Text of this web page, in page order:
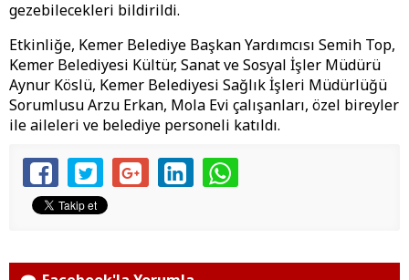
gezebilecekleri bildirildi.
Etkinliğe, Kemer Belediye Başkan Yardımcısı Semih Top,
Kemer Belediyesi Kültür, Sanat ve Sosyal İşler Müdürü
Aynur Köslü, Kemer Belediyesi Sağlık İşleri Müdürlüğü
Sorumlusu Arzu Erkan, Mola Evi çalışanları, özel bireyler
ile aileleri ve belediye personeli katıldı.